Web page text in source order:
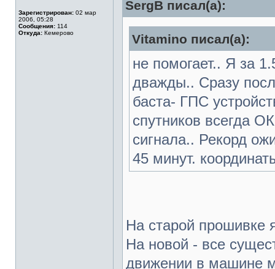
Зарегистрирован: 02 мар
2006, 05:28
Сообщения: 114
Откуда: Кемерово
SergB писал(а):
Vitamino писал(а):
не помогает.. Я за
дважды.. Сразу
баста- ГПС
спутников всегда
сигнала.. Рекорд
45 минут.
На старой прошивке
На новой - все
движении в машине